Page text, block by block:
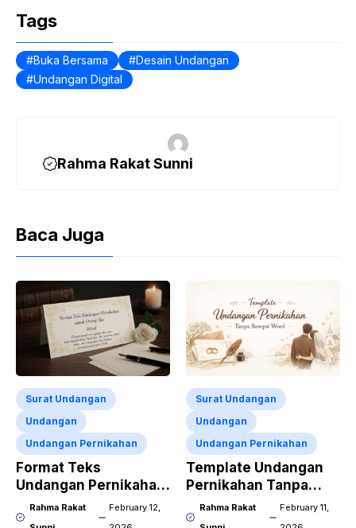
Tags
Buka Bersama
Desain Undangan
Undangan Digital
Rahma Rakat Sunni
Baca Juga
Surat Undangan
Undangan
Undangan Pernikahan
Format Teks
Undangan Pernikahan
untuk Orang Tua Word
Rahma Rakat
February 12,
Surat Undangan
Undangan
Undangan Pernikahan
Template Undangan
Pernikahan Tanpa
Resepsi Word
Rahma Rakat
February 11,